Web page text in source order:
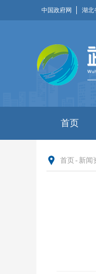
中国政府网 湖北
首页
首页 - 新闻